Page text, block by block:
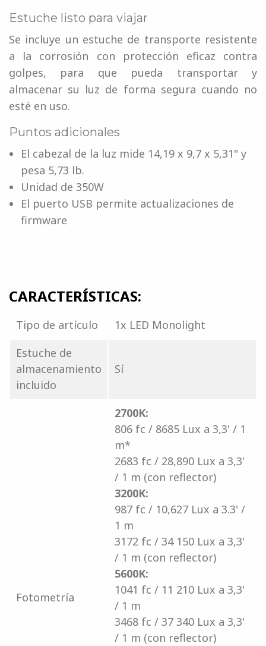
Estuche listo para viajar
Se incluye un estuche de transporte resistente
a la corrosión con protección eficaz contra
golpes, para que pueda transportar y
almacenar su luz de forma segura cuando no
esté en uso.
Puntos adicionales
El cabezal de la luz mide 14,19 x 9,7 x 5,31" y
pesa 5,73 lb.
Unidad de 350W
El puerto USB permite actualizaciones de
firmware
CARACTERÍSTICAS:
Tipo de artículo
1x LED Monolight
Estuche de
almacenamiento
incluido
Sí
Fotometría
2700K:
806 fc / 8685 Lux a 3,3' / 1
m*
2683 fc / 28,890 Lux a 3,3'
/ 1 m (con reflector)
3200K:
987 fc / 10,627 Lux a 3.3' /
1 m
3172 fc / 34 150 Lux a 3,3'
/ 1 m (con reflector)
5600K:
1041 fc / 11 210 Lux a 3,3'
/ 1 m
3468 fc / 37 340 Lux a 3,3'
/ 1 m (con reflector)